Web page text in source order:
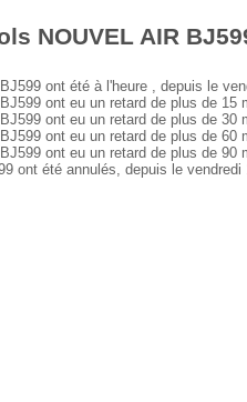
NOUVEL AIR
ont été à l'heure , depuis le
ont eu un retard de plus de 15
ont eu un retard de plus de 30
ont eu un retard de plus de 60
ont eu un retard de plus de 90
ont été annulés, depuis le vendredi